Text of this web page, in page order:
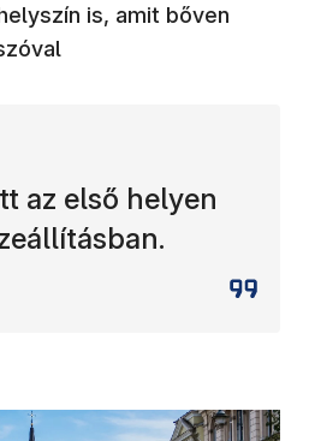
is, amit bőven
az első helyen